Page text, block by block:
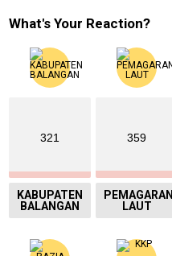
What's Your Reaction?
321
KABUPATEN
BALANGAN
359
PEMAGARAN
LAUT